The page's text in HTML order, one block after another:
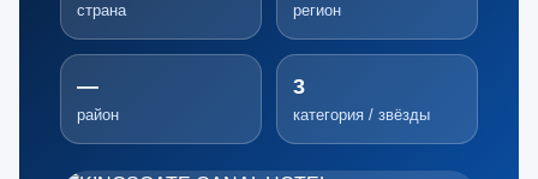
страна регион
—
район
3
категория / звёзды